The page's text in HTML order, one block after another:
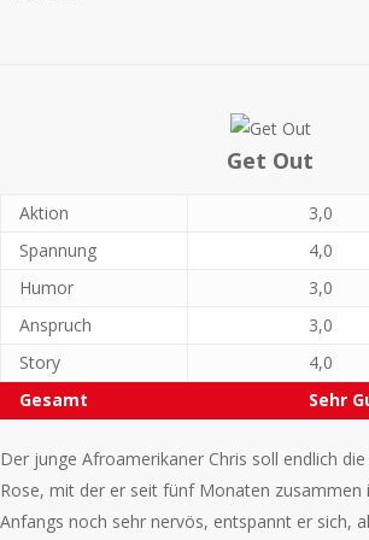
Get Out
Aktion
3,0
Spannung
4,0
Humor
3,0
Anspruch
3,0
Story
4,0
Gesamt
Sehr
Der junge Afroamerikaner Chris soll endlich
Rose, mit der er seit fünf Monaten zusammen
Anfangs noch sehr nervös, entspannt er sich,